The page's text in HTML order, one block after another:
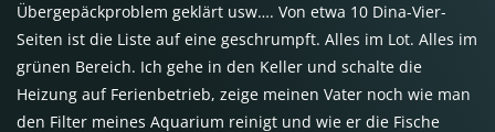
Übergepäckproblem geklärt usw…. Von etwa 10 Dina-Vier-
Seiten ist die Liste auf eine geschrumpft. Alles im Lot. Alles im
grünen Bereich. Ich gehe in den Keller und schalte die
Heizung auf Ferienbetrieb, zeige meinen Vater noch wie man
den Filter meines Aquarium reinigt und wie er die Fische